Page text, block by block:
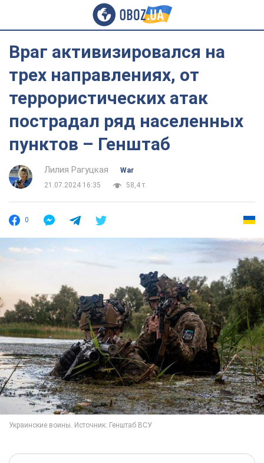
Враг активизировался на
трех направлениях, от
террористических атак
пострадал ряд населенных
пунктов – Генштаб
Лилия Рагуцкая
War
21.07.2024 16:35
58,4 т.
0